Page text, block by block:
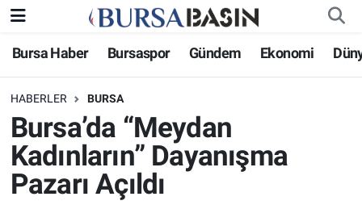
Bursa Haber Bursaspor Gündem Ekonomi
HABERLER BURSA
Bursa’da “Meydan
Kadınların” Dayanışma
Pazarı Açıldı
Bursa Haber
Genel
Politika
Bilim, Teknoloji
Bursa Nöbetçi Eczaneler
Bursa Hava Durumu
Bursa Namaz Vakitleri
Bursa Trafik Yoğunluk Haritası